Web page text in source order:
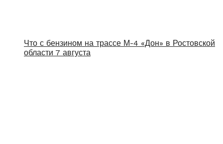
Что с бензином на трассе М-4 «Дон» в Ростовской
области 7 августа